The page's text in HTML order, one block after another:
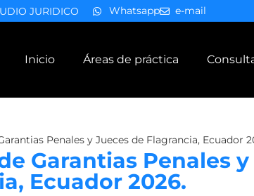
JURIDICO Whatsapp e-mail
Inicio Áreas de práctica
Penales y Jueces de Flagrancia, Ecuador
Garantias Penales y
Ecuador 2026.